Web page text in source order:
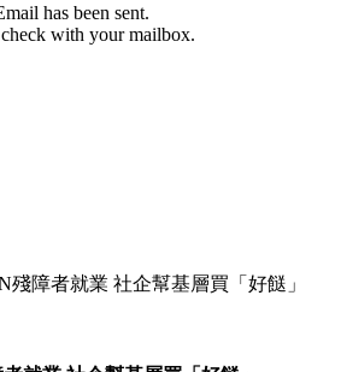
has been sent.
check with your mailbox.
殘障者就業 社企幫基層買「好餸」